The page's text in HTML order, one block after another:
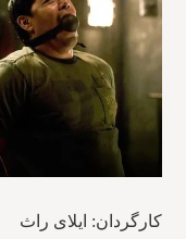
کارگردان: ایلای راث